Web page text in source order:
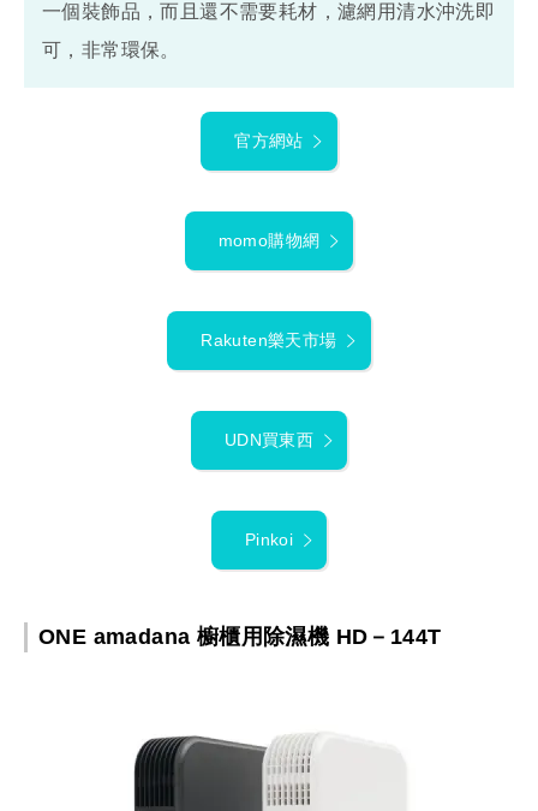
一個裝飾品，而且還不需要耗材，濾網用清水沖洗即
可，非常環保。
官方網站
momo購物網
Rakuten樂天市場
UDN買東西
Pinkoi
ONE amadana 櫥櫃用除濕機 HD－144T